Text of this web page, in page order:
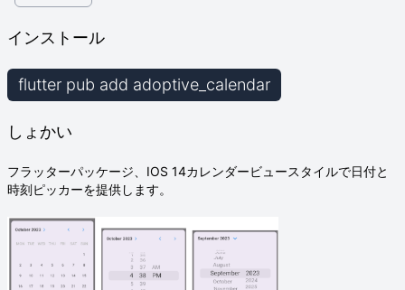
インストール
flutter pub add adoptive_calendar
しょかい
フラッターパッケージ、IOS 14カレンダービュースタイルで日付と
時刻ピッカーを提供します。